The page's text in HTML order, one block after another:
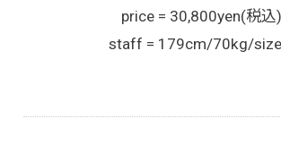
price = 30,800yen(税込)
staff = 179cm/70kg/